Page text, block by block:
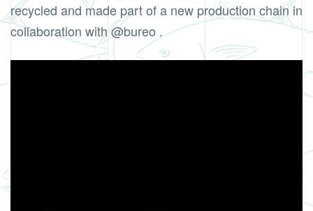
recycled and made part of a new production chain in
collaboration with @bureo .